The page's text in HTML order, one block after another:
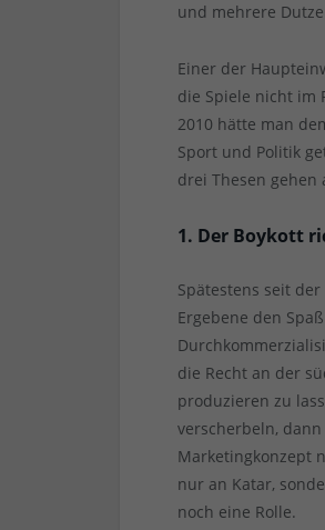
und mehrere
Einer der
die Spiele nicht im
2010 hätte man
Sport und Politik
drei Thesen gehen
1. Der Boykott
Spätestens seit
Ergebene den
die Recht an der
produzieren zu
verscherbeln, dann
Marketingkonzept
nur an Katar,
noch eine Rolle.